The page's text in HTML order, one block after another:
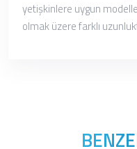
yetişkinlere uygun
olmak üzere farklı